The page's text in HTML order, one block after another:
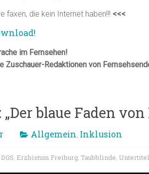
faxen, die kein Internet haben!!! <<<
im Fernsehen!
Zuschauer-Redaktionen von
„Der blaue Faden
Allgemein, Inklusion
DGS, Erzbistum Freiburg, Taubblinde, Untertitel